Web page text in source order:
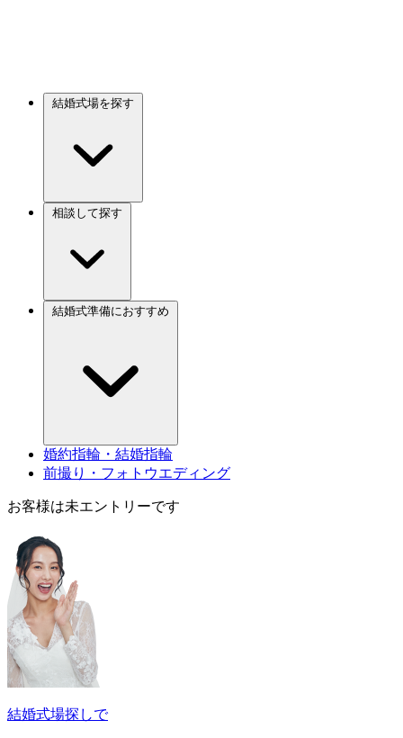
婚約指輪・結婚指輪
前撮り・フォトウエディング
お客様は未エントリーです
結婚式場探しで